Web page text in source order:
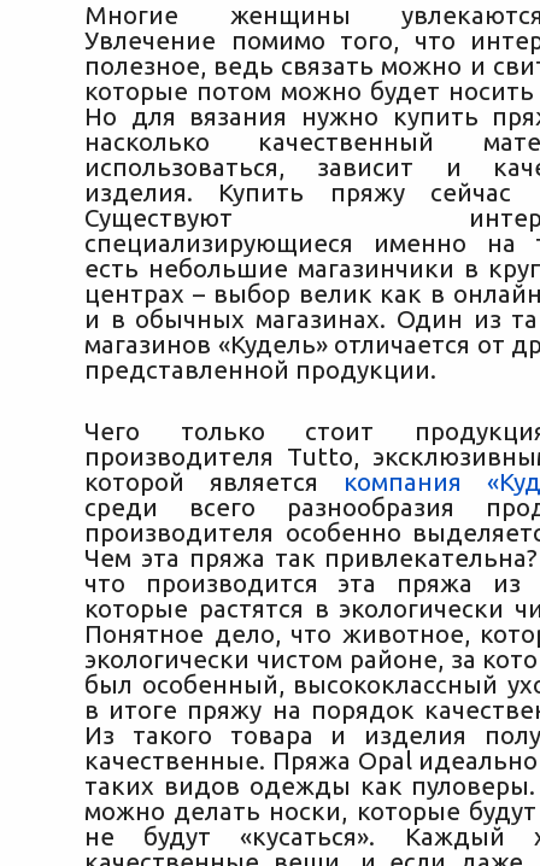
Многие женщины
Увлечение помимо того, что
полезное, ведь связать можно и
которые потом можно будет
Но для вязания нужно купить
насколько качественный
использоваться, зависит и
изделия. Купить пряжу сейчас
Существуют интернет-
специализирующиеся именно на
есть небольшие магазинчики в
центрах – выбор велик как в
и в обычных магазинах. Один из
магазинов «Кудель» отличается от
представленной продукции.
Чего только стоит
производителя Tutto,
которой является компания
среди всего разнообразия
производителя особенно
Чем эта пряжа так
что производится эта пряжа из
которые растятся в экологически
Понятное дело, что животное,
экологически чистом районе, за
был особенный, высококлассный
в итоге пряжу на порядок
Из такого товара и изделия
качественные. Пряжа Opal
таких видов одежды как
можно делать носки, которые
не будут «кусаться». Каждый